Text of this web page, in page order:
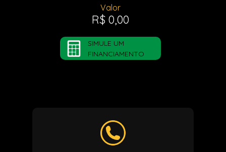
Valor
R$ 0,00
SIMULE UM
FINANCIAMENTO